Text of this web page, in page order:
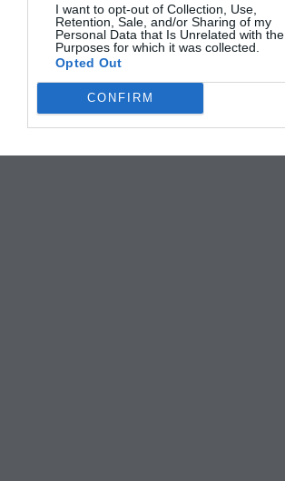
I want to opt-out of Collection, Use,
Retention, Sale, and/or Sharing of my
Personal Data that Is Unrelated with the
Purposes for which it was collected.
Opted Out
CONFIRM